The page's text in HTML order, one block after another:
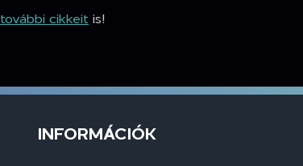
további cikkeit is!
INFORMÁCIÓK